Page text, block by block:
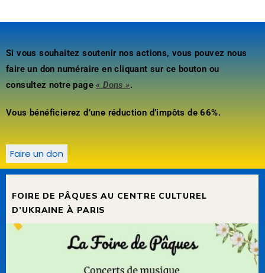
Si vous souhaitez soutenir nos actions, vous pouvez nous
faire un don numéraire en cliquant sur ce bouton ou
consultez notre page« Dons ».
Vous bénéficierez d’une réduction d’impôts de 66%.
Faire un don
FOIRE DE PÂQUES AU CENTRE CULTUREL
D’UKRAINE À PARIS